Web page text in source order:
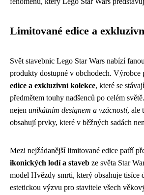
Limitované edice a
Svět stavebnic Lego Star Wars nabízí
produkty dostupné v obchodech. Výrobce
edice a exkluzivní kolekce, které se
předmětem touhy nadšenců po celém
nejen unikátním designem a vzácností, ale
obsahují prvky, které v běžných sadách
Mezi nejžádanější limitované edice patří
ikonických lodí a staveb ze světa Star
model Hvězdy smrti, který obsahuje tisíce
estetickou výzvu pro stavitele všech